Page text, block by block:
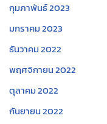
กุมภาพันธ์ 2023
มกราคม 2023
ธันวาคม 2022
พฤศจิกายน 2022
ตุลาคม 2022
กันยายน 2022